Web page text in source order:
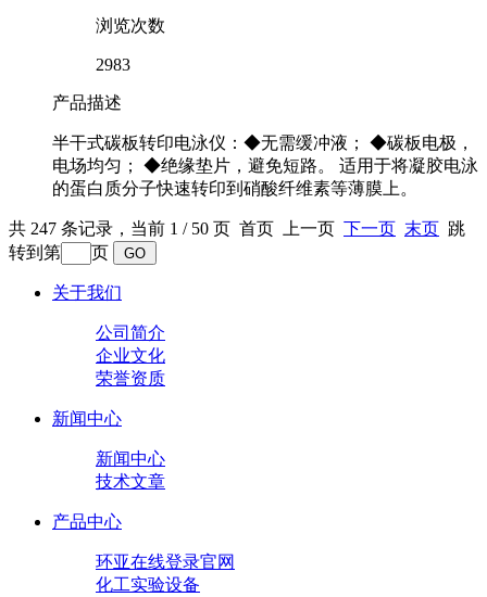
浏览次数
2983
产品描述
半干式碳板转印电泳仪：◆无需缓冲液； ◆碳板电极，
电场均匀； ◆绝缘垫片，避免短路。 适用于将凝胶电泳
的蛋白质分子快速转印到硝酸纤维素等薄膜上。
共 247 条记录，当前 1 / 50 页 首页 上一页 下一页 末页 跳
转到第
页
关于我们
公司简介
企业文化
荣誉资质
新闻中心
新闻中心
技术文章
产品中心
环亚在线登录官网
化工实验设备